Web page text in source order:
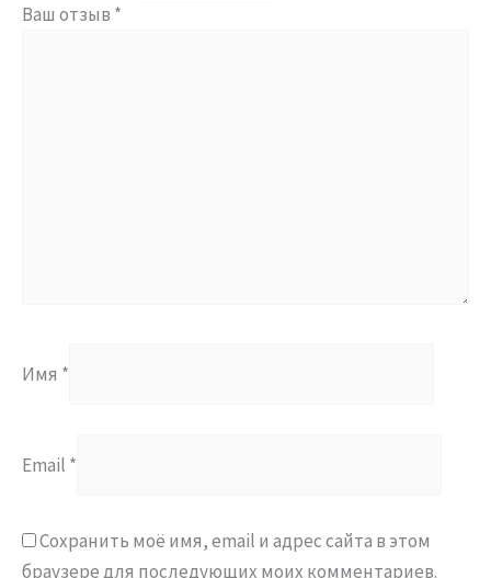
Ваш отзыв *
Имя *
Email *
Сохранить моё имя, email и адрес сайта в этом
браузере для последующих моих комментариев.